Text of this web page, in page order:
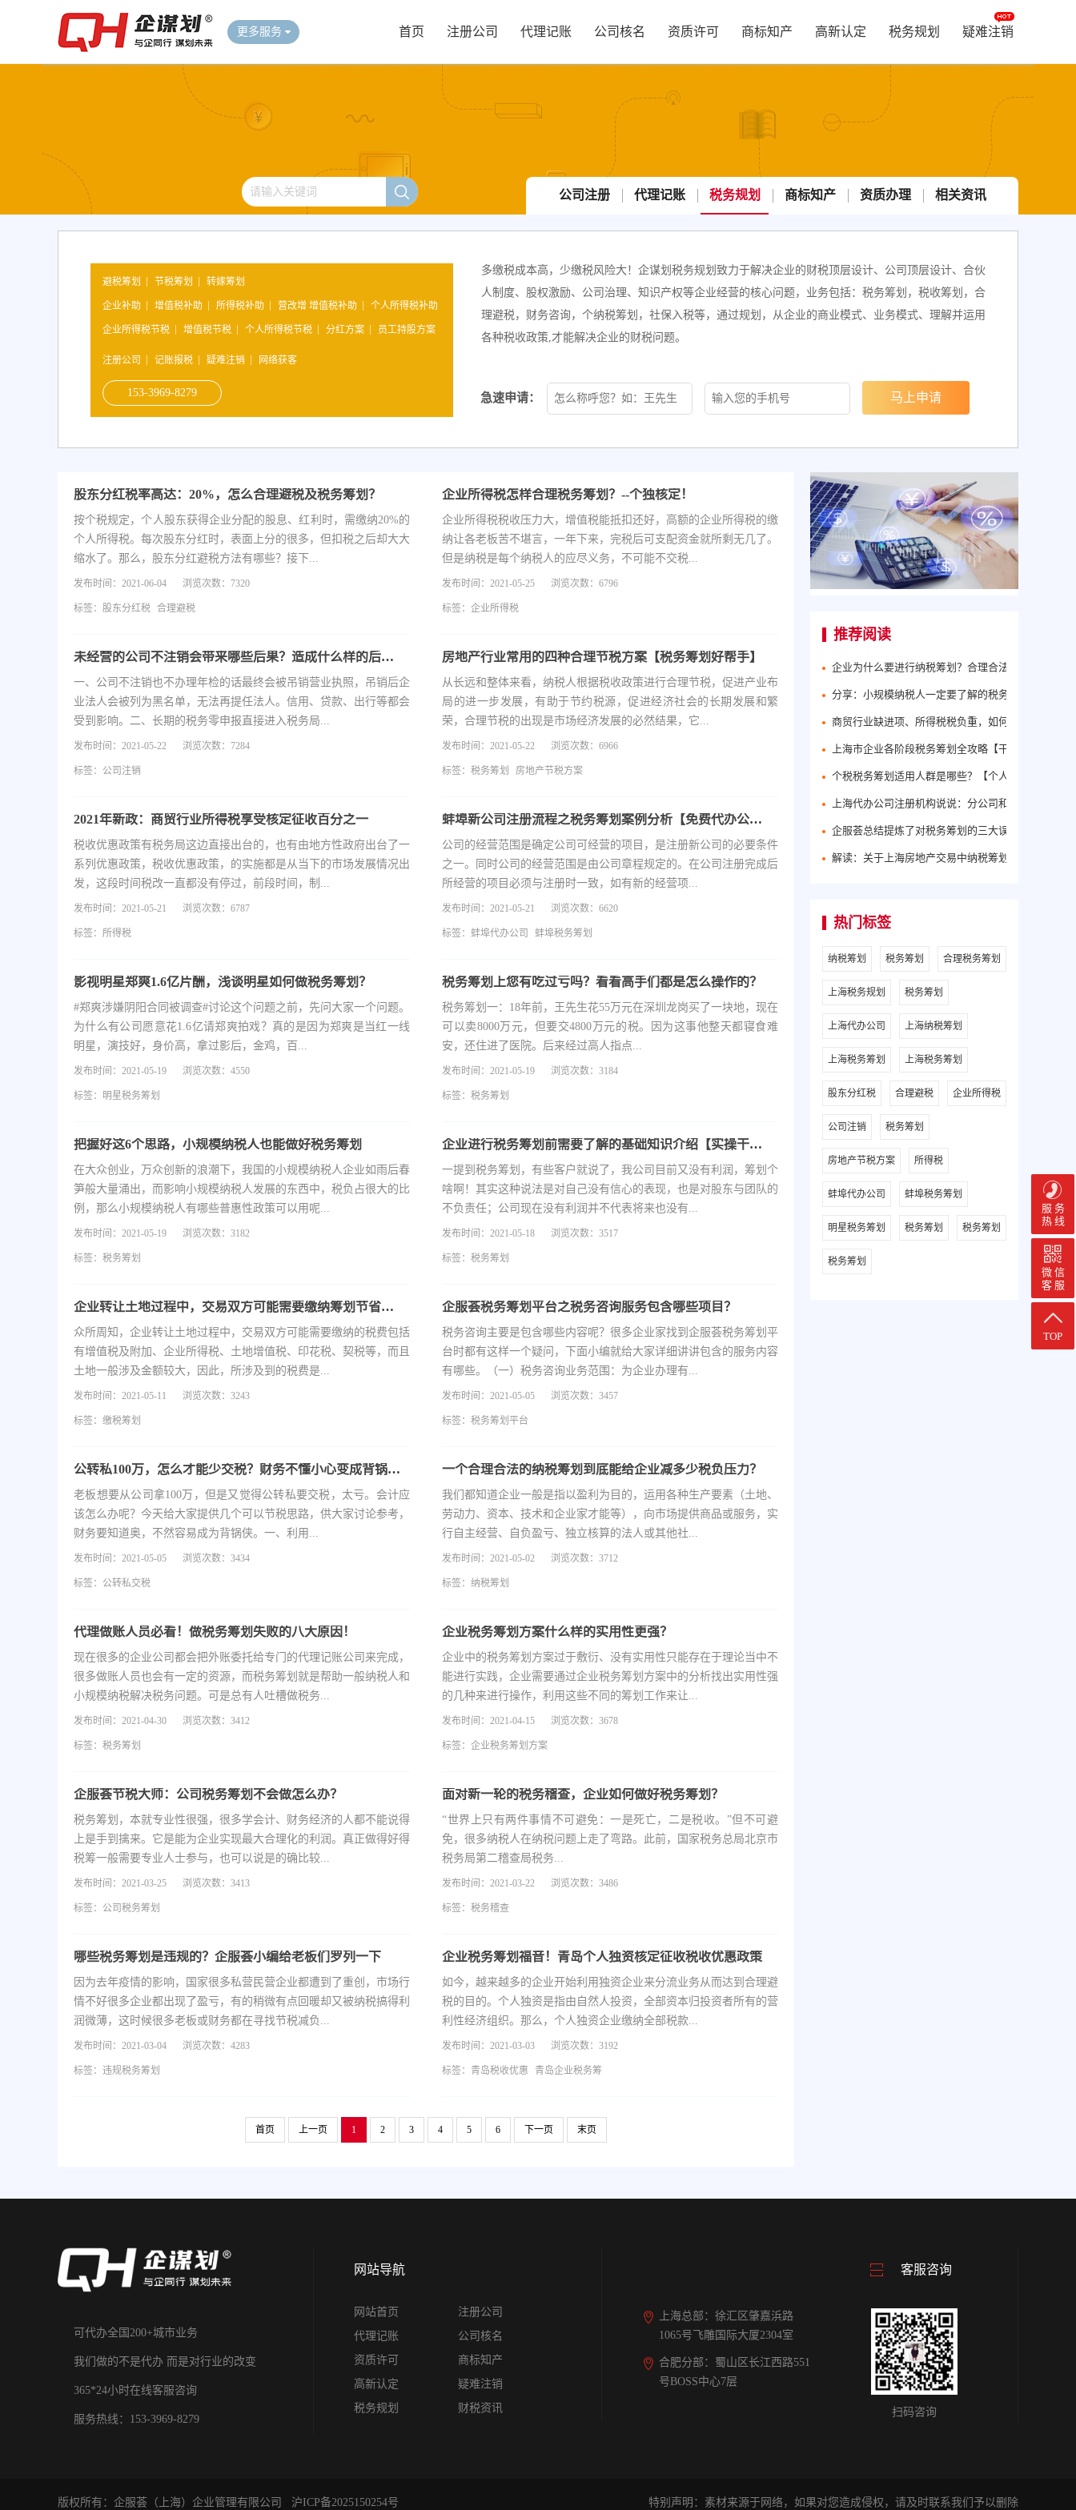
更多服务 首页 注册公司 代理记账 公司核名 资质许可 商标知产 高新认定 税务规划 疑难注销
公司注册 代理记账 税务规划 商标知产 资质办理 相关资讯
避税筹划 节税筹划 转嫁筹划
企业补助 增值税补助 所得税补助 营改增 增值税补助 个人所得税补助
企业所得税节税 增值税节税 个人所得税节税 分红方案 员工持股方案
注册公司 记账报税 疑难注销 网络获客
153-3969-8279
多缴税成本高，少缴税风险大！企谋划税务规划致力于解决企业的财税顶层设计、公司顶层设计、合伙
人制度、股权激励、公司治理、知识产权等企业经营的核心问题，业务包括：税务筹划，税收筹划，合
理避税，财务咨询，个纳税筹划，社保入税等，通过规划，从企业的商业模式、业务模式、理解并运用
各种税收政策,才能解决企业的财税问题。
急速申请：
股东分红税率高达：20%，怎么合理避税及税务筹划？
按个税规定，个人股东获得企业分配的股息、红利时，需缴纳20%的
个人所得税。每次股东分红时，表面上分的很多，但扣税之后却大大
缩水了。那么，股东分红避税方法有哪些？接下...
发布时间：2021-06-04 浏览次数：7320
标签： 股东分红税 合理避税
企业所得税怎样合理税务筹划？--个独核定！
企业所得税税收压力大，增值税能抵扣还好，高额的企业所得税的缴
纳让各老板苦不堪言，一年下来，完税后可支配资金就所剩无几了。
但是纳税是每个纳税人的应尽义务，不可能不交税...
发布时间：2021-05-25 浏览次数：6796
标签： 企业所得税
未经营的公司不注销会带来哪些后果？造成什么样的后果？
一、公司不注销也不办理年检的话最终会被吊销营业执照，吊销后企
业法人会被列为黑名单，无法再提任法人。信用、贷款、出行等都会
受到影响。二、长期的税务零申报直接进入税务局...
发布时间：2021-05-22 浏览次数：7284
标签： 公司注销
房地产行业常用的四种合理节税方案【税务筹划好帮手】
从长远和整体来看，纳税人根据税收政策进行合理节税，促进产业布
局的进一步发展，有助于节约税源，促进经济社会的长期发展和繁
荣，合理节税的出现是市场经济发展的必然结果，它...
发布时间：2021-05-22 浏览次数：6966
标签： 税务筹划 房地产节税方案
2021年新政：商贸行业所得税享受核定征收百分之一
税收优惠政策有税务局这边直接出台的，也有由地方性政府出台了一
系列优惠政策，税收优惠政策，的实施都是从当下的市场发展情况出
发，这段时间税改一直都没有停过，前段时间，制...
发布时间：2021-05-21 浏览次数：6787
标签： 所得税
蚌埠新公司注册流程之税务筹划案例分析【免费代办公司】
公司的经营范围是确定公司可经营的项目，是注册新公司的必要条件
之一。同时公司的经营范围是由公司章程规定的。在公司注册完成后
所经营的项目必须与注册时一致，如有新的经营项...
发布时间：2021-05-21 浏览次数：6620
标签： 蚌埠代办公司 蚌埠税务筹划
影视明星郑爽1.6亿片酬，浅谈明星如何做税务筹划？
#郑爽涉嫌阴阳合同被调查#讨论这个问题之前，先问大家一个问题。
为什么有公司愿意花1.6亿请郑爽拍戏？真的是因为郑爽是当红一线
明星，演技好，身价高，拿过影后，金鸡，百...
发布时间：2021-05-19 浏览次数：4550
标签： 明星税务筹划
税务筹划上您有吃过亏吗？看看高手们都是怎么操作的？
税务筹划一：18年前，王先生花55万元在深圳龙岗买了一块地，现在
可以卖8000万元，但要交4800万元的税。因为这事他整天都寝食难
安，还住进了医院。后来经过高人指点...
发布时间：2021-05-19 浏览次数：3184
标签： 税务筹划
把握好这6个思路，小规模纳税人也能做好税务筹划
在大众创业，万众创新的浪潮下，我国的小规模纳税人企业如雨后春
笋般大量涌出，而影响小规模纳税人发展的东西中，税负占很大的比
例，那么小规模纳税人有哪些普惠性政策可以用呢...
发布时间：2021-05-19 浏览次数：3182
标签： 税务筹划
企业进行税务筹划前需要了解的基础知识介绍【实操干货】
一提到税务筹划，有些客户就说了，我公司目前又没有利润，筹划个
啥啊！其实这种说法是对自己没有信心的表现，也是对股东与团队的
不负责任；公司现在没有利润并不代表将来也没有...
发布时间：2021-05-18 浏览次数：3517
标签： 税务筹划
企业转让土地过程中，交易双方可能需要缴纳筹划节省开支
众所周知，企业转让土地过程中，交易双方可能需要缴纳的税费包括
有增值税及附加、企业所得税、土地增值税、印花税、契税等，而且
土地一般涉及金额较大，因此，所涉及到的税费是...
发布时间：2021-05-11 浏览次数：3243
标签： 缴税筹划
企服荟税务筹划平台之税务咨询服务包含哪些项目？
税务咨询主要是包含哪些内容呢？很多企业家找到企服荟税务筹划平
台时都有这样一个疑问，下面小编就给大家详细讲讲包含的服务内容
有哪些。（一）税务咨询业务范围：为企业办理有...
发布时间：2021-05-05 浏览次数：3457
标签： 税务筹划平台
公转私100万，怎么才能少交税？财务不懂小心变成背锅侠！
老板想要从公司拿100万，但是又觉得公转私要交税，太亏。会计应
该怎么办呢？今天给大家提供几个可以节税思路，供大家讨论参考，
财务要知道奥，不然容易成为背锅侠。一、利用...
发布时间：2021-05-05 浏览次数：3434
标签： 公转私交税
一个合理合法的纳税筹划到底能给企业减多少税负压力？
我们都知道企业一般是指以盈利为目的，运用各种生产要素（土地、
劳动力、资本、技术和企业家才能等），向市场提供商品或服务，实
行自主经营、自负盈亏、独立核算的法人或其他社...
发布时间：2021-05-02 浏览次数：3712
标签： 纳税筹划
代理做账人员必看！做税务筹划失败的八大原因！
现在很多的企业公司都会把外账委托给专门的代理记账公司来完成，
很多做账人员也会有一定的资源，而税务筹划就是帮助一般纳税人和
小规模纳税解决税务问题。可是总有人吐槽做税务...
发布时间：2021-04-30 浏览次数：3412
标签： 税务筹划
企业税务筹划方案什么样的实用性更强？
企业中的税务筹划方案过于敷衍、没有实用性只能存在于理论当中不
能进行实践，企业需要通过企业税务筹划方案中的分析找出实用性强
的几种来进行操作，利用这些不同的筹划工作来让...
发布时间：2021-04-15 浏览次数：3678
标签： 企业税务筹划方案
企服荟节税大师：公司税务筹划不会做怎么办？
税务筹划，本就专业性很强，很多学会计、财务经济的人都不能说得
上是手到擒来。它是能为企业实现最大合理化的利润。真正做得好得
税筹一般需要专业人士参与，也可以说是的确比较...
发布时间：2021-03-25 浏览次数：3413
标签： 公司税务筹划
面对新一轮的税务稽查，企业如何做好税务筹划？
“世界上只有两件事情不可避免：一是死亡，二是税收。”但不可避
免，很多纳税人在纳税问题上走了弯路。此前，国家税务总局北京市
税务局第二稽查局税务...
发布时间：2021-03-22 浏览次数：3486
标签： 税务稽查
哪些税务筹划是违规的？企服荟小编给老板们罗列一下
因为去年疫情的影响，国家很多私营民营企业都遭到了重创，市场行
情不好很多企业都出现了盈亏，有的稍微有点回暖却又被纳税搞得利
润微薄，这时候很多老板或财务都在寻找节税减负...
发布时间：2021-03-04 浏览次数：4283
标签： 违规税务筹划
企业税务筹划福音！青岛个人独资核定征收税收优惠政策
如今，越来越多的企业开始利用独资企业来分流业务从而达到合理避
税的目的。个人独资是指由自然人投资，全部资本归投资者所有的营
利性经济组织。那么，个人独资企业缴纳全部税款...
发布时间：2021-03-03 浏览次数：3192
标签： 青岛税收优惠 青岛企业税务筹
首页 上一页 1 2 3 4 5 6 下一页 末页
推荐阅读
企业为什么要进行纳税筹划？合理合法地进行纳税筹
分享：小规模纳税人一定要了解的税务筹划方法！
商贸行业缺进项、所得税税负重，如何合理税务筹划
上海市企业各阶段税务筹划全攻略【干货分享】
个税税务筹划适用人群是哪些？【个人所得税筹划方
上海代办公司注册机构说说：分公司和子公司的区别
企服荟总结提炼了对税务筹划的三大误区
解读：关于上海房地产交易中纳税筹划问题
热门标签
纳税筹划 税务筹划 合理税务筹划
上海税务规划 税务筹划
上海代办公司 上海纳税筹划
上海税务筹划 上海税务筹划
股东分红税 合理避税 企业所得税
公司注销 税务筹划
房地产节税方案 所得税
蚌埠代办公司 蚌埠税务筹划
明星税务筹划 税务筹划 税务筹划
税务筹划
可代办全国200+城市业务
我们做的不是代办 而是对行业的改变
365*24小时在线客服咨询
服务热线：153-3969-8279
网站导航
网站首页
注册公司
代理记账
公司核名
资质许可
商标知产
高新认定
疑难注销
税务规划
财税资讯
客服咨询
扫码咨询
上海总部：徐汇区肇嘉浜路
1065号飞雕国际大厦2304室
合肥分部：蜀山区长江西路551
号BOSS中心7层
版权所有：企服荟（上海）企业管理有限公司 沪ICP备2025150254号 特别声明：素材来源于网络，如果对您造成侵权，请及时联系我们予以删除
服 务
热 线
微 信
客 服
TOP